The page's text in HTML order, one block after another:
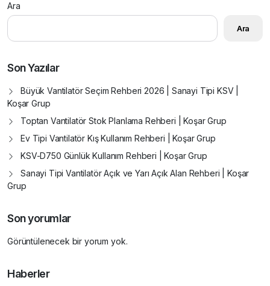
Ara
Ara
Son Yazılar
Büyük Vantilatör Seçim Rehberi 2026 | Sanayi Tipi KSV |
Koşar Grup
Toptan Vantilatör Stok Planlama Rehberi | Koşar Grup
Ev Tipi Vantilatör Kış Kullanım Rehberi | Koşar Grup
KSV-D750 Günlük Kullanım Rehberi | Koşar Grup
Sanayi Tipi Vantilatör Açık ve Yarı Açık Alan Rehberi | Koşar
Grup
Son yorumlar
Görüntülenecek bir yorum yok.
Haberler